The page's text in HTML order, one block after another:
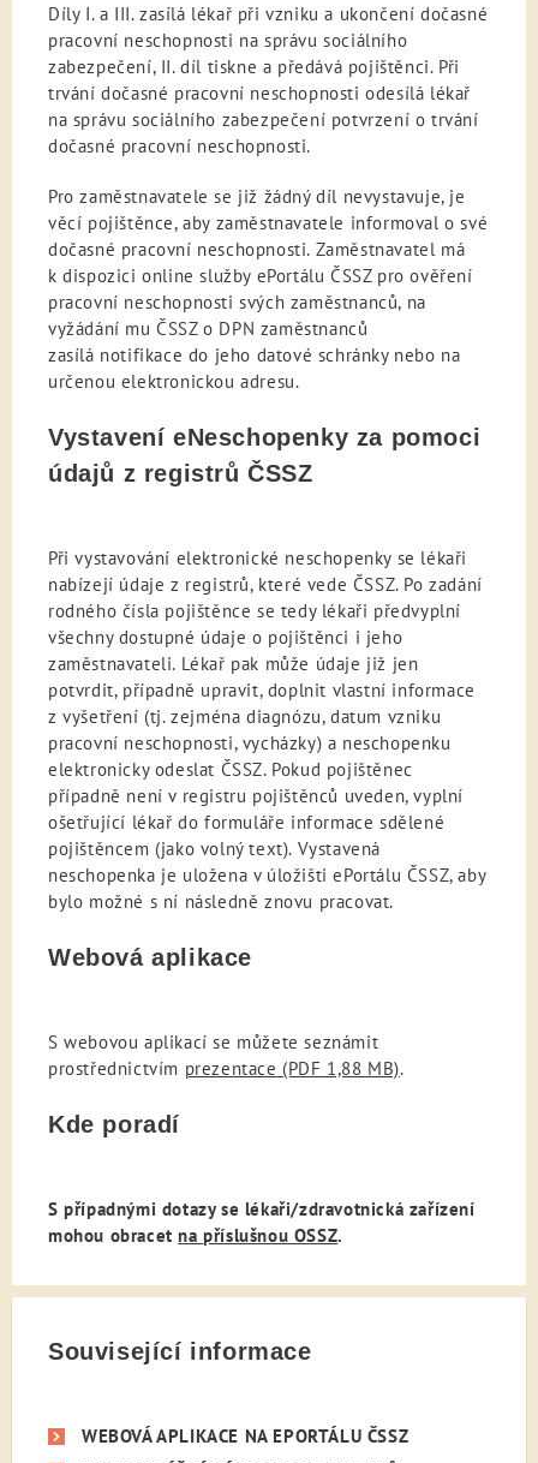
Díly I. a III. zasílá lékař při vzniku a ukončení dočasné
pracovní neschopnosti na správu sociálního
zabezpečení, II. díl tiskne a předává pojištěnci. Při
trvání dočasné pracovní neschopnosti odesílá lékař
na správu sociálního zabezpečení potvrzení o trvání
dočasné pracovní neschopnosti.
Pro zaměstnavatele se již žádný díl nevystavuje, je
věcí pojištěnce, aby zaměstnavatele informoval o své
dočasné pracovní neschopnosti. Zaměstnavatel má
k dispozici online služby ePortálu ČSSZ pro ověření
pracovní neschopnosti svých zaměstnanců, na
vyžádání mu ČSSZ o DPN zaměstnanců
zasílá notifikace do jeho datové schránky nebo na
určenou elektronickou adresu.
Vystavení eNeschopenky za pomoci
údajů z registrů ČSSZ
Při vystavování elektronické neschopenky se lékaři
nabízejí údaje z registrů, které vede ČSSZ. Po zadání
rodného čísla pojištěnce se tedy lékaři předvyplní
všechny dostupné údaje o pojištěnci i jeho
zaměstnavateli. Lékař pak může údaje již jen
potvrdit, případně upravit, doplnit vlastní informace
z vyšetření (tj. zejména diagnózu, datum vzniku
pracovní neschopnosti, vycházky) a neschopenku
elektronicky odeslat ČSSZ. Pokud pojištěnec
případně není v registru pojištěnců uveden, vyplní
ošetřující lékař do formuláře informace sdělené
pojištěncem (jako volný text). Vystavená
neschopenka je uložena v úložišti ePortálu ČSSZ, aby
bylo možné s ní následně znovu pracovat.
Webová aplikace
S webovou aplikací se můžete seznámit
prostřednictvím prezentace (PDF 1,88 MB).
Kde poradí
S případnými dotazy se lékaři/zdravotnická zařízení
mohou obracetna příslušnou OSSZ.
Související informace
WEBOVÁ APLIKACE NA EPORTÁLU ČSSZ